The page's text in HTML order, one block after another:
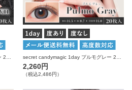
secret candymagic 1day ラメブラウン 20枚入り シークレットキャンディーマジック カラコン secret candymagic 1day プルモグレー 20枚入り シークレットキャンディーマジック 水光 カラコン
2,260円
（税込2,486円）